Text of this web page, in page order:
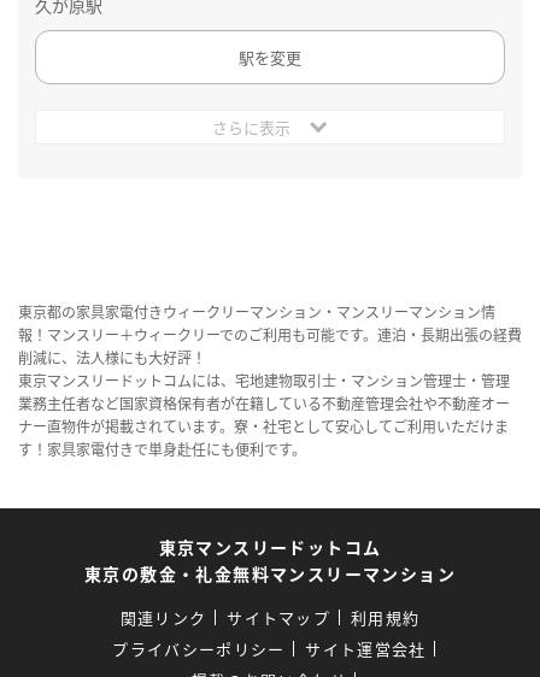
駅を変更
さらに表示
東京都の家具家電付きウィークリーマンション・マンスリーマンション情
報！マンスリー＋ウィークリーでのご利用も可能です。連泊・長期出張の経費
削減に、法人様にも大好評！
東京マンスリードットコムには、宅地建物取引士・マンション管理士・管理
業務主任者など国家資格保有者が在籍している不動産管理会社や不動産オー
ナー直物件が掲載されています。寮・社宅として安心してご利用いただけま
す！家具家電付きで単身赴任にも便利です。
東京マンスリードットコム
東京の敷金・礼金無料マンスリーマンション
関連リンク サイトマップ
利用規約
プライバシーポリシー
サイト運営会社